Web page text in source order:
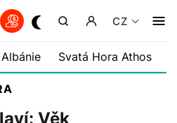
CZ
Albánie Svatá Hora Athos
Věk